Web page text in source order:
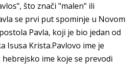
što znači "malen" ili
se prvi put spominje u Novom
Pavla, koji je bio jedan od
Isusa Krista.Pavlovo ime je
hebrejsko ime koje se prevodi